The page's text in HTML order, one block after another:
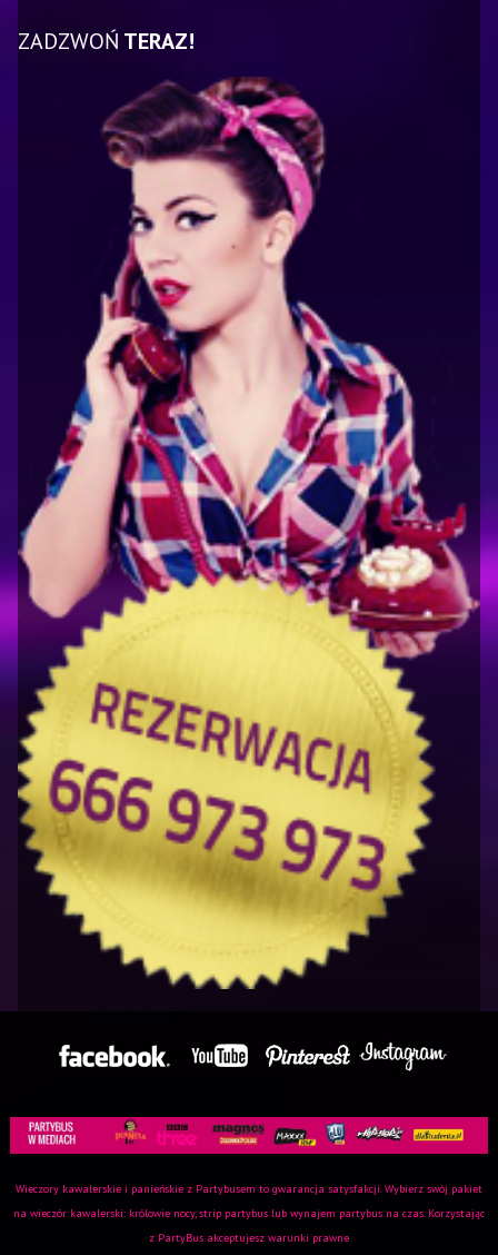
ZADZWOŃ TERAZ!
Wieczory kawalerskie i panieńskie z Partybusem to gwarancja satysfakcji. Wybierz swój pakiet
na wieczór kawalerski: królowie nocy,strip partybuslub wynajem partybus na czas. Korzystając
z PartyBus akceptujesz warunki prawne